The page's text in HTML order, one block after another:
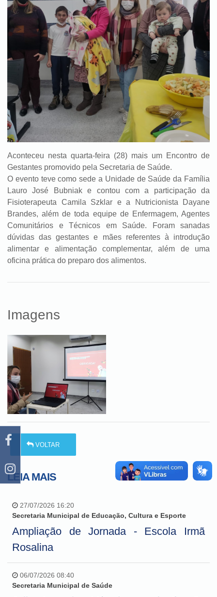
Aconteceu nesta quarta-feira (28) mais um Encontro de
Gestantes promovido pela Secretaria de Saúde.
O evento teve como sede a Unidade de Saúde da Família
Lauro José Bubniak e contou com a participação da
Fisioterapeuta Camila Szklar e a Nutricionista Dayane
Brandes, além de toda equipe de Enfermagem, Agentes
Comunitários e Técnicos em Saúde. Foram sanadas
dúvidas das gestantes e mães referentes à introdução
alimentar e alimentação complementar, além de uma
oficina prática do preparo dos alimentos.
Imagens
VOLTAR
LEIA MAIS
27/07/2026 16:20
Secretaria Municipal de Educação, Cultura e Esporte
Ampliação de Jornada - Escola Irmã
Rosalina
06/07/2026 08:40
Secretaria Municipal de Saúde